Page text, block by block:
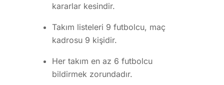
kararlar kesindir.
Takım listeleri 9 futbolcu, maç
kadrosu 9 kişidir.
Her takım en az 6 futbolcu
bildirmek zorundadır.